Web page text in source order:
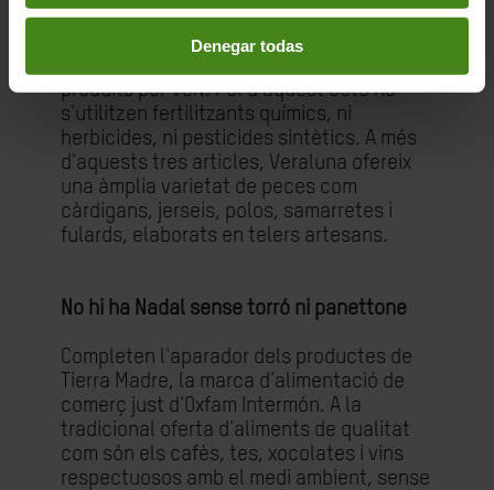
Denegar todas
discapacitat física o mental i dones en
risc d'exclusió. L'aparador es completa
produïts per VSN. Pel d'aquest cotó no
s'utilitzen fertilitzants químics, ni
herbicides, ni pesticides sintètics. A més
d'aquests tres articles, Veraluna ofereix
una àmplia varietat de peces com
càrdigans, jerseis, polos, samarretes i
fulards, elaborats en telers artesans.
No hi ha Nadal sense torró ni panettone
Completen l'aparador dels productes de
Tierra Madre, la marca d'alimentació de
comerç just d'Oxfam Intermón. A la
tradicional oferta d'aliments de qualitat
com són els cafès, tes, xocolates i vins
respectuosos amb el medi ambient, sense